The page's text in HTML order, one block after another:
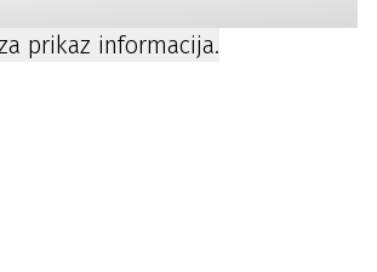
prikaz informacija.